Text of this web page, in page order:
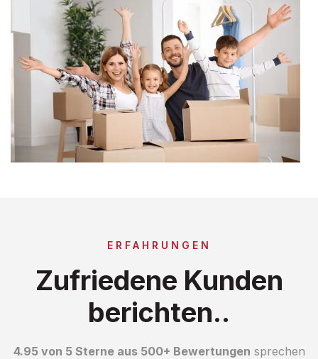
ERFAHRUNGEN
Zufriedene Kunden
berichten..
4.95 von 5 Sterne aus 500+ Bewertungen sprechen